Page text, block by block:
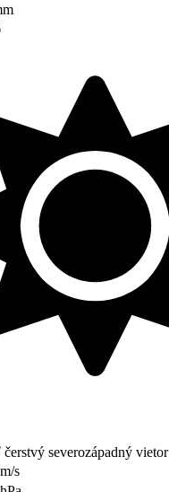
severozápadný vietor
m/s